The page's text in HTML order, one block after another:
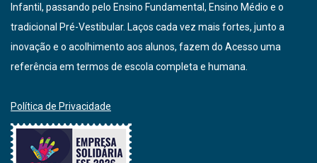
Infantil, passando pelo Ensino Fundamental, Ensino Médio e o
tradicional Pré-Vestibular. Laços cada vez mais fortes, junto a
inovação e o acolhimento aos alunos, fazem do Acesso uma
referência em termos de escola completa e humana.
Política de Privacidade